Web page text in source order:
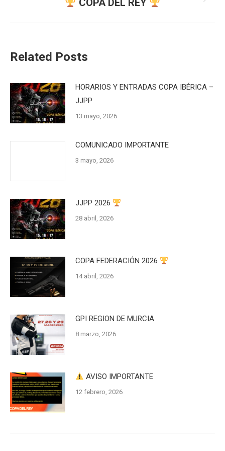
COPA DEL REY
Related Posts
HORARIOS Y ENTRADAS COPA IBÉRICA –
JJPP
13 mayo, 2026
COMUNICADO IMPORTANTE
3 mayo, 2026
JJPP 2026
28 abril, 2026
COPA FEDERACIÓN 2026
14 abril, 2026
GPI REGION DE MURCIA
8 marzo, 2026
AVISO IMPORTANTE
12 febrero, 2026